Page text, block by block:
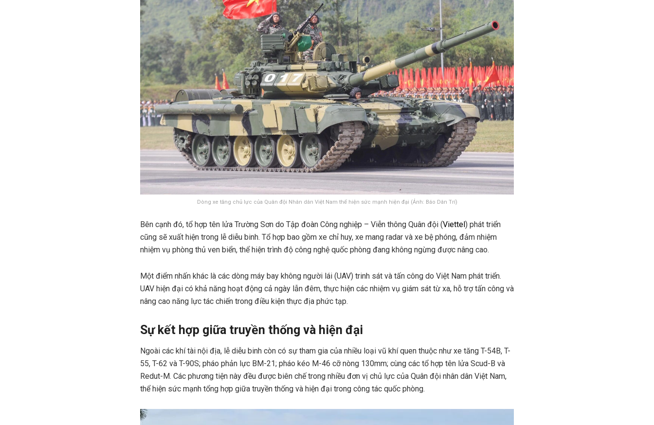
Dòng xe tăng chủ lực của Quân đội Nhân dân Việt Nam thể hiện sức mạnh hiện đại (Ảnh: Báo Dân Trí)
Bên cạnh đó, tổ hợp tên lửa Trường Sơn do Tập đoàn Công nghiệp – Viễn thông Quân đội (Viettel) phát triển
cũng sẽ xuất hiện trong lễ diễu binh. Tổ hợp bao gồm xe chỉ huy, xe mang radar và xe bệ phóng, đảm nhiệm
nhiệm vụ phòng thủ ven biển, thể hiện trình độ công nghệ quốc phòng đang không ngừng được nâng cao.
Một điểm nhấn khác là các dòng máy bay không người lái (UAV) trinh sát và tấn công do Việt Nam phát triển.
UAV hiện đại có khả năng hoạt động cả ngày lẫn đêm, thực hiện các nhiệm vụ giám sát từ xa, hỗ trợ tấn công và
nâng cao năng lực tác chiến trong điều kiện thực địa phức tạp.
Sự kết hợp giữa truyền thống và hiện đại
Ngoài các khí tài nội địa, lễ diễu binh còn có sự tham gia của nhiều loại vũ khí quen thuộc như xe tăng T-54B, T-
55, T-62 và T-90S; pháo phản lực BM-21; pháo kéo M-46 cỡ nòng 130mm; cùng các tổ hợp tên lửa Scud-B và
Redut-M. Các phương tiện này đều được biên chế trong nhiều đơn vị chủ lực của Quân đội nhân dân Việt Nam,
thể hiện sức mạnh tổng hợp giữa truyền thống và hiện đại trong công tác quốc phòng.